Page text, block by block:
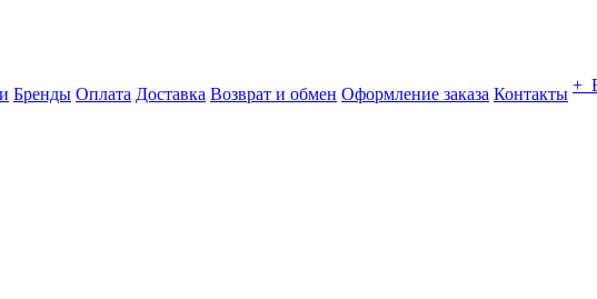
Бренды Оплата Доставка Возврат и обмен Оформление заказа Контакты +